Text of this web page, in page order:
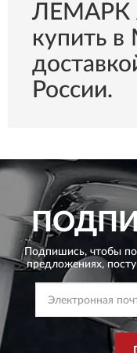
ЛЕМАРК
купить в
России.
Подпишись, чтобы
предложениях,